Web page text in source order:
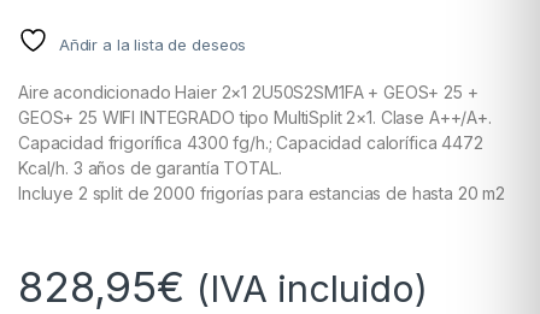
Añdir a la lista de deseos
Aire acondicionado Haier 2×1 2U50S2SM1FA + GEOS+ 25 +
GEOS+ 25 WIFI INTEGRADO tipo MultiSplit 2×1. Clase A++/A+.
Capacidad frigorífica 4300 fg/h.; Capacidad calorífica 4472
Kcal/h. 3 años de garantía TOTAL.
Incluye 2 split de 2000 frigorías para estancias de hasta 20 m2
828,95€ (IVA incluido)